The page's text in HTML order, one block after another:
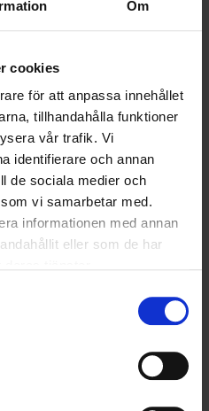
Om
cookies
för att anpassa innehållet
tillhandahålla funktioner
vår trafik. Vi
identifierare och annan
de sociala medier och
vi samarbetar med.
informationen med annan
eller som de har